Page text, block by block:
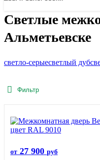
Светлые
Альметьевске
светло-серыесветлый дуб
Фильтр
от 27 900 руб